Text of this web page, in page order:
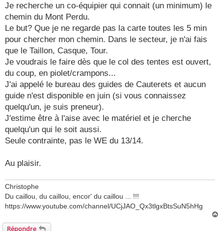
a
g
Je recherche un co-équipier qui connait (un minimum) le
chemin du Mont Perdu.
Le but? Que je ne regarde pas la carte toutes les 5 min
pour chercher mon chemin. Dans le secteur, je n'ai fais
que le Taillon, Casque, Tour.
Je voudrais le faire dès que le col des tentes est ouvert,
du coup, en piolet/crampons...
J'ai appelé le bureau des guides de Cauterets et aucun
guide n'est disponible en juin (si vous connaissez
quelqu'un, je suis preneur).
J'estime être à l'aise avec le matériel et je cherche
quelqu'un qui le soit aussi.
Seule contrainte, pas le WE du 13/14.
Au plaisir.
Christophe
Du caillou, du caillou, encor' du caillou ... !!!
https://www.youtube.com/channel/UCjJAO_Qx3tlgxBtsSuN5hHg
Répondre